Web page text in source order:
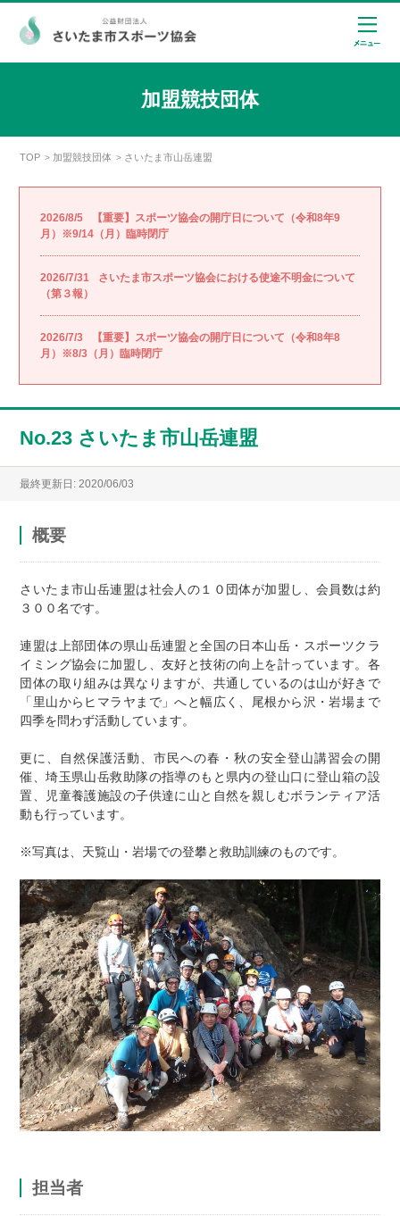
加盟競技団体
TOP > 加盟競技団体 > さいたま市山岳連盟
2026/8/5
【重要】スポーツ協会の開庁日について（令和8年9
月）※9/14（月）臨時閉庁
2026/7/31
さいたま市スポーツ協会における使途不明金について
（第３報）
2026/7/3
【重要】スポーツ協会の開庁日について（令和8年8
月）※8/3（月）臨時閉庁
No.23 さいたま市山岳連盟
最終更新日: 2020/06/03
概要
さいたま市山岳連盟は社会人の１０団体が加盟し、会員数は約
３００名です。
連盟は上部団体の県山岳連盟と全国の日本山岳・スポーツクラ
イミング協会に加盟し、友好と技術の向上を計っています。各
団体の取り組みは異なりますが、共通しているのは山が好きで
「里山からヒマラヤまで」へと幅広く、尾根から沢・岩場まで
四季を問わず活動しています。
更に、自然保護活動、市民への春・秋の安全登山講習会の開
催、埼玉県山岳救助隊の指導のもと県内の登山口に登山箱の設
置、児童養護施設の子供達に山と自然を親しむボランティア活
動も行っています。
※写真は、天覧山・岩場での登攀と救助訓練のものです。
担当者